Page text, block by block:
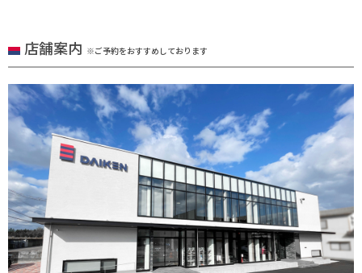
店舗案内 ※ご予約をおすすめしております